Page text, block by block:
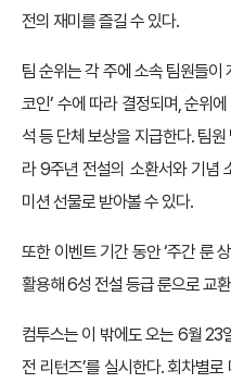
전의 재미를 즐길 수 있다.
팀 순위는 각 주에 소속 팀원들이
코인’ 수에 따라 결정되며, 순위
석 등 단체 보상을 지급한다. 팀
라 9주년 전설의 소환서와 기념
미션 선물로 받아볼 수 있다.
또한 이벤트 기간 동안 ‘주간 룬
활용해 6성 전설 등급 룬으로 교
컴투스는 이 밖에도 오는 6월 23
전 리턴즈’를 실시한다. 회차별